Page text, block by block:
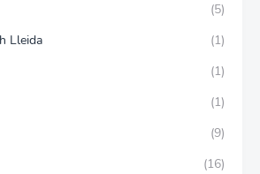
(5)
Lleida
(1)
(1)
(1)
(9)
(16)